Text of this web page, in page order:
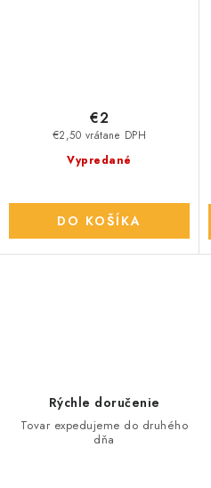
Vypredané
€2,50 vrátane DPH
€2
DO KOŠÍKA
Rýchle doručenie
Tovar expedujeme do druhého
dňa